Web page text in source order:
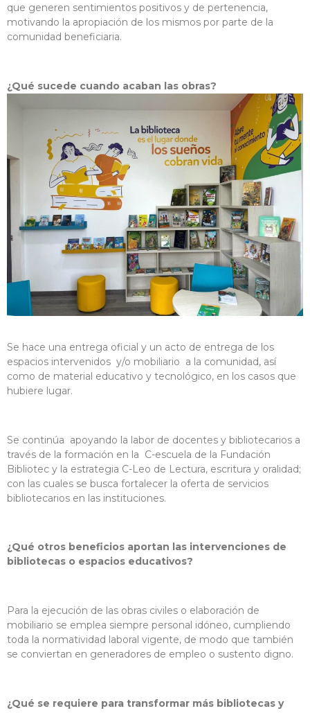
que generen sentimientos positivos y de pertenencia,
motivando la apropiación de los mismos por parte de la
comunidad beneficiaria.
¿Qué sucede cuando acaban las obras?
Se hace una entrega oficial y un acto de entrega de los
espacios intervenidos y/o mobiliario a la comunidad, así
como de material educativo y tecnológico, en los casos que
hubiere lugar.
Se continúa apoyando la labor de docentes y bibliotecarios a
través de la formación en la C-escuela de la Fundación
Bibliotec y la estrategia C-Leo de Lectura, escritura y oralidad;
con las cuales se busca fortalecer la oferta de servicios
bibliotecarios en las instituciones.
¿Qué otros beneficios aportan las intervenciones de
bibliotecas o espacios educativos?
Para la ejecución de las obras civiles o elaboración de
mobiliario se emplea siempre personal idóneo, cumpliendo
toda la normatividad laboral vigente, de modo que también
se conviertan en generadores de empleo o sustento digno.
¿Qué se requiere para transformar más bibliotecas y